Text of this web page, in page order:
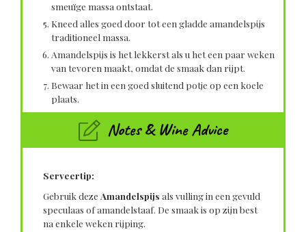
smeuïge massa ontstaat.
Kneed alles goed door tot een gladde amandelspijs
traditioneel massa.
Amandelspijs is het lekkerst als u het een paar weken
van tevoren maakt, omdat de smaak dan rijpt.
Bewaar het in een goed sluitend potje op een koele
plaats.
Notes & Wine Advice
Serveertip:
Gebruik deze Amandelspijs als vulling in een gevuld
speculaas of amandelstaaf. De smaak is op zijn best
na enkele weken rijping.